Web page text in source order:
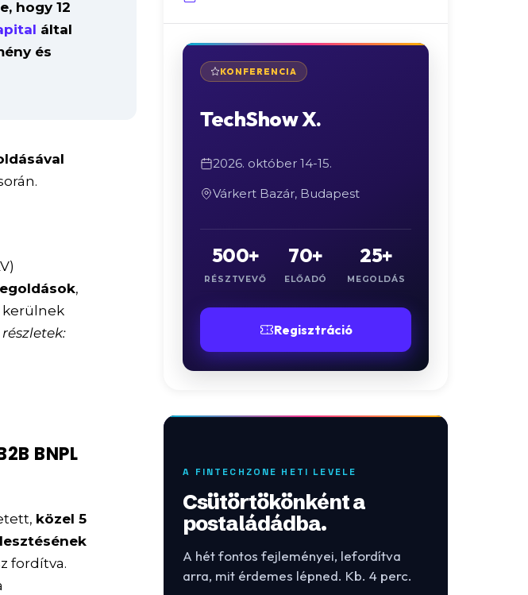
hogy 12
által
és
,
kerülnek
BNPL
közel 5
fordítva.
KONFERENCIA
TechShow X.
2026. október 14-15.
Várkert Bazár, Budapest
500+
RÉSZTVEVŐ
70+
ELŐADÓ
25+
MEGOLDÁS
Regisztráció
A FINTECHZONE HETI LEVELE
Csütörtökönként a
postaládádba.
A hét fontos fejleményei, lefordítva
arra, mit érdemes lépned. Kb. 4 perc.